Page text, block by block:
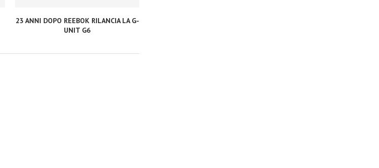
23 ANNI DOPO REEBOK RILANCIA LA G-
UNIT G6